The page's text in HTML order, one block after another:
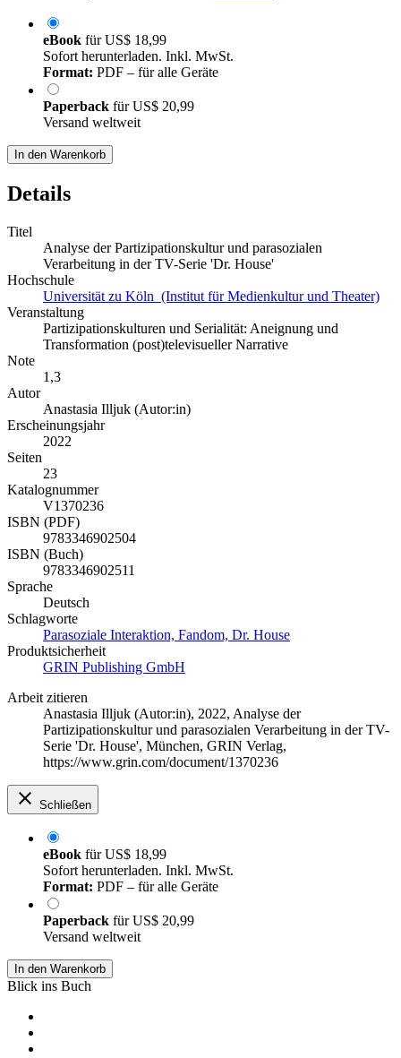
eBook fürUS$ 18,99
Sofort herunterladen. Inkl. MwSt.
Format: PDF – für alle Geräte
Paperback fürUS$ 20,99
Versand weltweit
In den Warenkorb
Details
Titel
Analyse der Partizipationskultur und parasozialen
Verarbeitung in der TV-Serie 'Dr. House'
Hochschule
Universität zu Köln (Institut für Medienkultur und Theater)
Veranstaltung
Partizipationskulturen und Serialität: Aneignung und
Transformation (post)televisueller Narrative
Note
1,3
Autor
Anastasia Illjuk (Autor:in)
Erscheinungsjahr
2022
Seiten
23
Katalognummer
V1370236
ISBN (PDF)
9783346902504
ISBN (Buch)
9783346902511
Sprache
Deutsch
Schlagworte
Parasoziale Interaktion, Fandom, Dr. House
Produktsicherheit
GRIN Publishing GmbH
Arbeit zitieren
Anastasia Illjuk (Autor:in), 2022, Analyse der
Partizipationskultur und parasozialen Verarbeitung in der TV-
Serie 'Dr. House', München, GRIN Verlag,
https://www.grin.com/document/1370236
Schließen
eBook fürUS$ 18,99
Sofort herunterladen. Inkl. MwSt.
Format: PDF – für alle Geräte
Paperback fürUS$ 20,99
Versand weltweit
In den Warenkorb
Blick ins Buch